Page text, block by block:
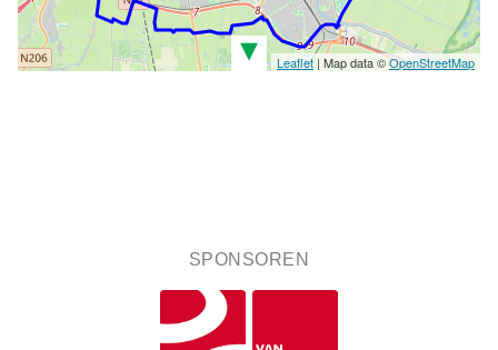
Leaflet| Map data ©OpenStreetMap
▾
SPONSOREN